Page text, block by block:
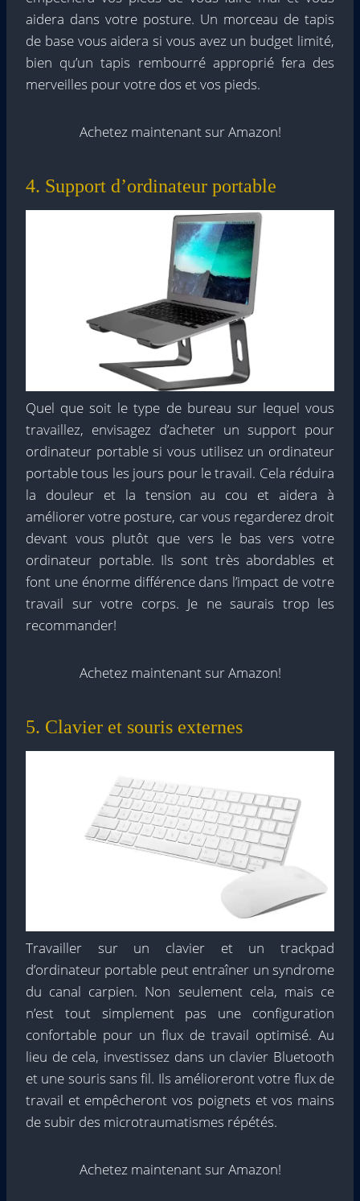
aidera dans votre posture. Un morceau de tapis
de base vous aidera si vous avez un budget limité,
bien qu’un tapis rembourré approprié fera des
merveilles pour votre dos et vos pieds.
Achetez maintenant sur Amazon!
4. Support d’ordinateur portable
Quel que soit le type de bureau sur lequel vous
travaillez, envisagez d’acheter un support pour
ordinateur portable si vous utilisez un ordinateur
portable tous les jours pour le travail. Cela réduira
la douleur et la tension au cou et aidera à
améliorer votre posture, car vous regarderez droit
devant vous plutôt que vers le bas vers votre
ordinateur portable. Ils sont très abordables et
font une énorme différence dans l’impact de votre
travail sur votre corps. Je ne saurais trop les
recommander!
Achetez maintenant sur Amazon!
5. Clavier et souris externes
Travailler sur un clavier et un trackpad
d’ordinateur portable peut entraîner un syndrome
du canal carpien. Non seulement cela, mais ce
n’est tout simplement pas une configuration
confortable pour un flux de travail optimisé. Au
lieu de cela, investissez dans un clavier Bluetooth
et une souris sans fil. Ils amélioreront votre flux de
travail et empêcheront vos poignets et vos mains
de subir des microtraumatismes répétés.
Achetez maintenant sur Amazon!